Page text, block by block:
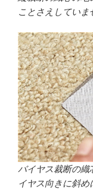
ことさえしていま
バイヤス裁断の織
イヤス向きに斜